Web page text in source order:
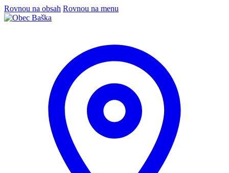
Rovnou na obsah Rovnou na menu